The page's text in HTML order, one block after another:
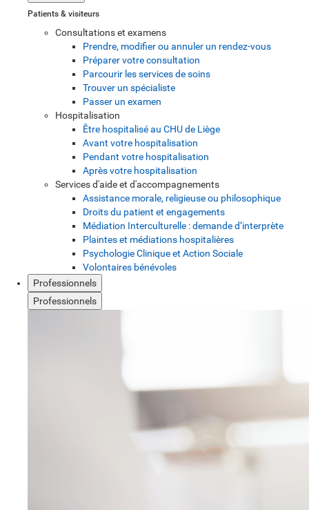
Patients & visiteurs
Consultations et examens
Prendre, modifier ou annuler un rendez-vous
Préparer votre consultation
Parcourir les services de soins
Trouver un spécialiste
Passer un examen
Hospitalisation
Être hospitalisé au CHU de Liège
Avant votre hospitalisation
Pendant votre hospitalisation
Après votre hospitalisation
Services d'aide et d'accompagnements
Assistance morale, religieuse ou philosophique
Droits du patient et engagements
Médiation Interculturelle : demande d’interprète
Plaintes et médiations hospitalières
Psychologie Clinique et Action Sociale
Volontaires bénévoles
Professionnels
Professionnels